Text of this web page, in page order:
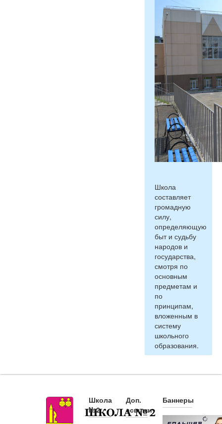
Школа
составляет
громадную
силу,
определяющую
быт и судьбу
народов и
государства,
смотря по
основным
предметам и
по
принципам,
вложенным в
систему
школьного
образования.
Школа
№2
Доп.
ссылки
Баннеры